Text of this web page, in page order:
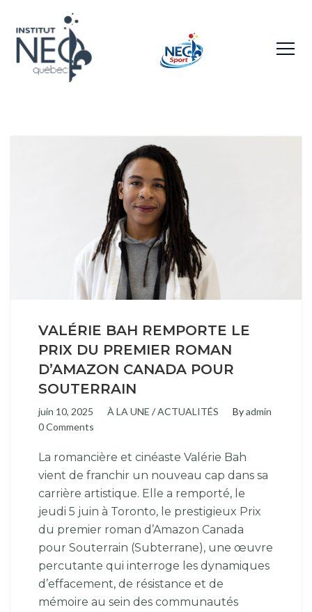
VALÉRIE BAH REMPORTE LE
PRIX DU PREMIER ROMAN
D’AMAZON CANADA POUR
SOUTERRAIN
juin 10, 2025 À LA UNE /ACTUALITÉS Byadmin
0 Comments
La romancière et cinéaste Valérie Bah
vient de franchir un nouveau cap dans sa
carrière artistique. Elle a remporté, le
jeudi 5 juin à Toronto, le prestigieux Prix
du premier roman d’Amazon Canada
pour Souterrain (Subterrane), une œuvre
percutante qui interroge les dynamiques
d’effacement, de résistance et de
mémoire au sein des communautés